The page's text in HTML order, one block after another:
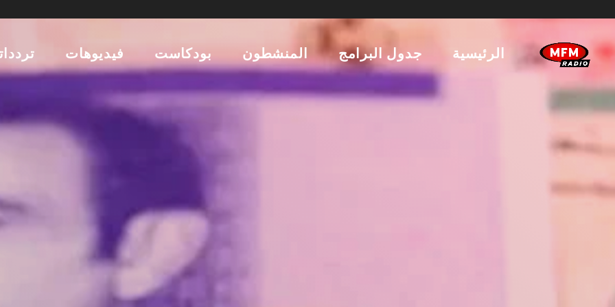
الرئيسية جدول البرامج المنشطون بودكاست فيديوهات